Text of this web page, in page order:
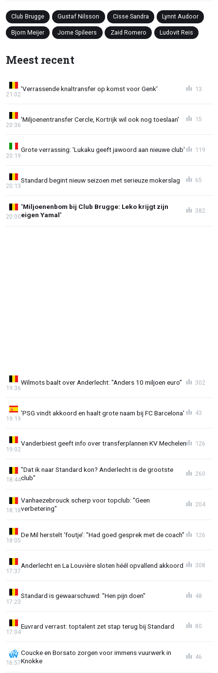
Club Brugge Gustaf Nilsson Cisse Sandra Lynnt Audoor
Bjorn Meijer Jorne Spileers Zaid Romero Ludovit Reis
Meest recent
'Verrassende knaltransfer op komst voor Genk'
21:02
13
'Miljoenentransfer Cercle, Kortrijk wil ook nog toeslaan'
20:36
15
Grote verrassing: 'Lukaku geeft jawoord aan nieuwe club'
20:19
119
Standard begint nieuw seizoen met serieuze mokerslag
20:13
65
‘Miljoenenbom bij Club Brugge: Leko krijgt zijn
eigen Yamal’
20:00
382
Wilmots baalt over Anderlecht: "Anders 10 miljoen euro"
19:36
302
'PSG vindt akkoord en haalt grote naam bij FC Barcelona'
19:19
43
Vanderbiest geeft info over transferplannen KV Mechelen
19:02
126
"Dat ik naar Standard kon? Anderlecht is de grootste
club"
18:44
260
Vanhaezebrouck scherp voor topclub: "Geen
verbetering"
18:18
204
De Mil herstelt ‘foutje’: "Had goed gesprek met de coach"
18:05
126
Anderlecht en La Louvière sloten héél opvallend akkoord
17:37
308
Standard is gewaarschuwd: "Hen pijn doen"
17:23
48
Euvrard verrast: toptalent zet stap terug bij Standard
17:04
80
Coucke en Borsato zorgen voor immens vuurwerk in
Knokke
16:57
46